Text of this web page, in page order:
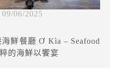
09/06/2025
鮮餐廳 Ơ Kìa – Seafood
的海鮮以饗宴